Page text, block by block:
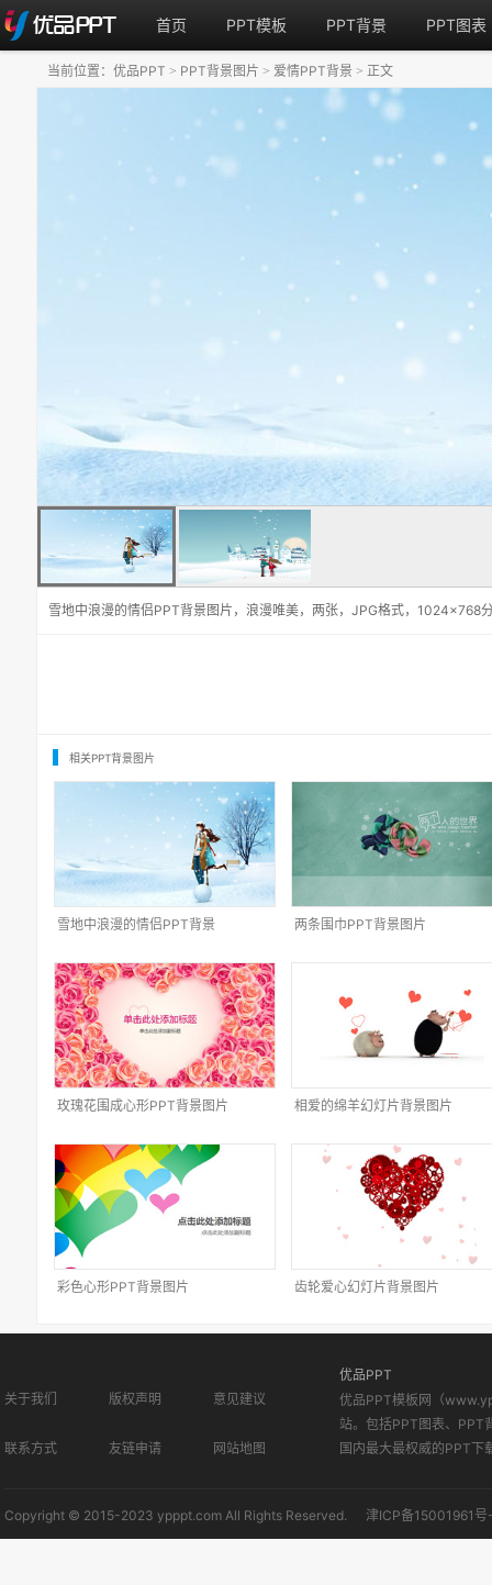
首页 PPT模板 PPT背景 PPT图表
雪地中浪漫的情侣PPT背景图片，浪漫唯美，两张，JPG格式，1024×768
当前位置： 优品PPT > PPT背景图片 > 爱情PPT背景 > 正文
相关PPT背景图片
雪地中浪漫的情侣PPT背景 两条围巾PPT背景图片
玫瑰花围成心形PPT背景图片 相爱的绵羊幻灯片背景图片
彩色心形PPT背景图片 齿轮爱心幻灯片背景图片
关于我们 版权声明 意见建议
联系方式 友链申请 网站地图
优品PPT
优品PPT模板网（
站。包括PPT图表、PPT
国内最大最权威的PPT下
Copyright © 2015-2023 ypppt.com All Rights Reserved. 津ICP备15001961号